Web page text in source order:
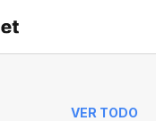
VER TODO